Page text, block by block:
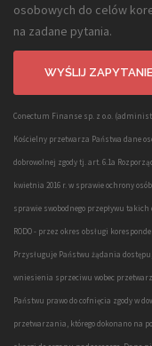
osobowych do celów
na zadane pytania.
Conectum Finanse sp. z o.o.
Kościelny przetwarza Państwa dane
dobrowolnej zgody tj. art. 6.1a
kwietnia 2016 r. w sprawie ochrony
sprawie swobodnego przepływu takich
RODO - przez okres obsługi
Przysługuje Państwu żądania
wniesienia sprzeciwu wobec
Państwu prawo do cofnięcia zgody w
przetwarzania, którego dokonano na